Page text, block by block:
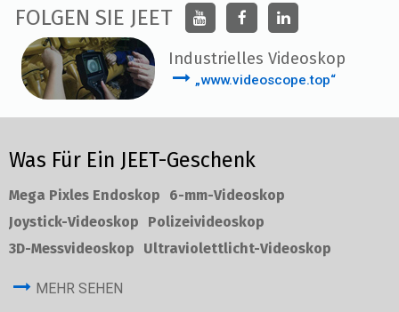
FOLGEN SIE JEET
Industrielles Videoskop
„www.videoscope.top“
Was Für Ein JEET-Geschenk
Mega Pixles Endoskop
6-mm-Videoskop
Joystick-Videoskop
Polizeivideoskop
3D-Messvideoskop
Ultraviolettlicht-Videoskop
MEHR SEHEN